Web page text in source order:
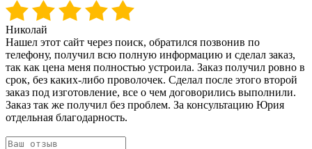
Николай
Нашел этот сайт через поиск, обратился позвонив по
телефону, получил всю полную информацию и сделал заказ,
так как цена меня полностью устроила. Заказ получил ровно в
срок, без каких-либо проволочек. Сделал после этого второй
заказ под изготовление, все о чем договорились выполнили.
Заказ так же получил без проблем. За консультацию Юрия
отдельная благодарность.